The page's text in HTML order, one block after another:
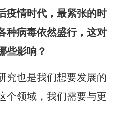
疫情时代，最紧张的时
种病毒依然盛行，这对
些影响？
究也是我们想要发展的
个领域，我们需要与更